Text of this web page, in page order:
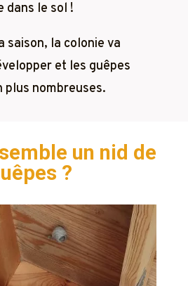
dans le sol !
saison, la colonie va
et les guêpes
plus nombreuses.
un nid de
?